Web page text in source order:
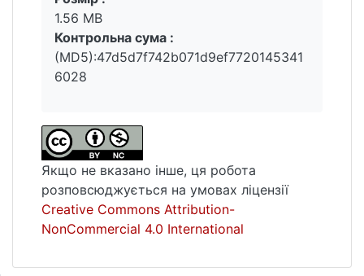
1.56 MB
Контрольна сума :
(MD5):47d5d7f742b071d9ef7720145341
6028
Якщо не вказано інше, ця робота
розповсюджується на умовах ліцензії
Creative Commons Attribution-
NonCommercial 4.0 International